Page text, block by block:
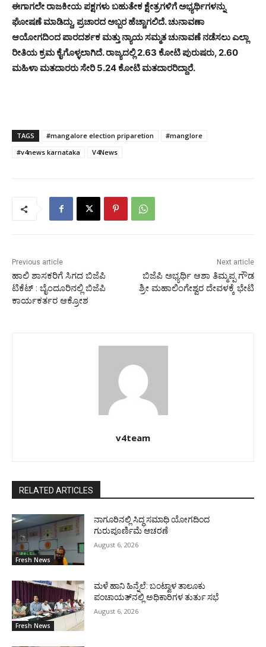
ಈಗಾಗಲೇ ರಾಜಕೀಯ ಪಕ್ಷಗಳು ಬಹುತೇಕ ಕ್ಷೇತ್ರಗಳಿಗೆ ಅಭ್ಯರ್ಥಿಗಳನ್ನು
ಘೋಷಣೆ ಮಾಡಿದ್ದು, ಪ್ರಚಾರದ ಅಬ್ಬರ ಹೆಚ್ಚಾಗಲಿದೆ. ಚುನಾವಣಾ
ಆಯೋಗದಿಂದ ಪಾರದರ್ಶಕ ಮತ್ತು ನ್ಯಾಯ ಸಮ್ಮತ ಚುನಾವಣೆ ನಡೆಸಲು ಎಲ್ಲಾ
ರೀತಿಯ ಕ್ರಮ ಕೈಗೊಳ್ಳಲಾಗಿದೆ. ರಾಜ್ಯದಲ್ಲಿ 2.63 ಕೋಟಿ ಪುರುಷರು, 2.60
ಮಹಿಳಾ ಮತದಾರರು ಸೇರಿ 5.24 ಕೋಟಿ ಮತದಾರರಿದ್ದಾರೆ.
TAGS #mangalore election priparetion
#manglore
#v4news karnataka
V4News
Previous article
ಹಾಲಿ ಶಾಸಕರಿಗೆ ಸಿಗದ ಬಿಜೆಪಿ
ಟಿಕೆಟ್ : ಬೈಂದೂರಿನಲ್ಲಿ ಬಿಜೆಪಿ
ಕಾರ್ಯಕರ್ತರ ಆಕ್ರೋಶ
Next article
ಬಿಜೆಪಿ ಅಭ್ಯರ್ಥಿ ಆಶಾ ತಿಮ್ಮಪ್ಪ ಗೌಡ
ಶ್ರೀ ಮಹಾಲಿಂಗೇಶ್ವರ ದೇವಳಕ್ಕೆ ಭೇಟಿ
v4team
RELATED ARTICLES
Fresh News
ನಾಗೂರಿನಲ್ಲಿ ಸಿದ್ಧ ಸಮಾಧಿ ಯೋಗದಿಂದ
ಗುರುಪೂರ್ಣಿಮೆ ಆಚರಣೆ
August 6, 2026
Fresh News
ಮಳೆ ಹಾನಿ ಹಿನ್ನೆಲೆ: ಬಂಟ್ವಾಳ ತಾಲೂಕು
ಪಂಚಾಯತ್‌ನಲ್ಲಿ ಅಧಿಕಾರಿಗಳ ತುರ್ತು ಸಭೆ
August 6, 2026